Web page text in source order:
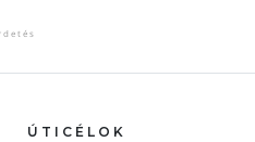
ÚTICÉLOK